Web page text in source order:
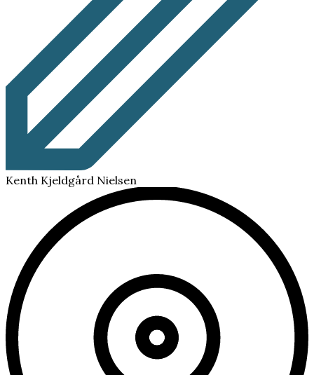
Kenth Kjeldgård Nielsen